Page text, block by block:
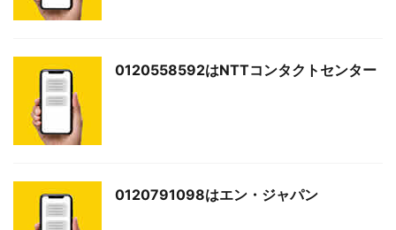
0120558592はNTTコンタクトセンター
0120791098はエン・ジャパン